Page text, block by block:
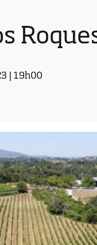
| 19h00